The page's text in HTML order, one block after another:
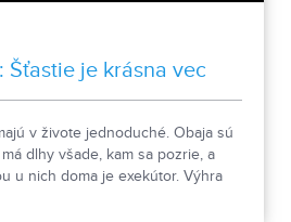
Šťastie je krásna vec
v živote jednoduché. Obaja sú
dlhy všade, kam sa pozrie, a
u nich doma je exekútor. Výhra